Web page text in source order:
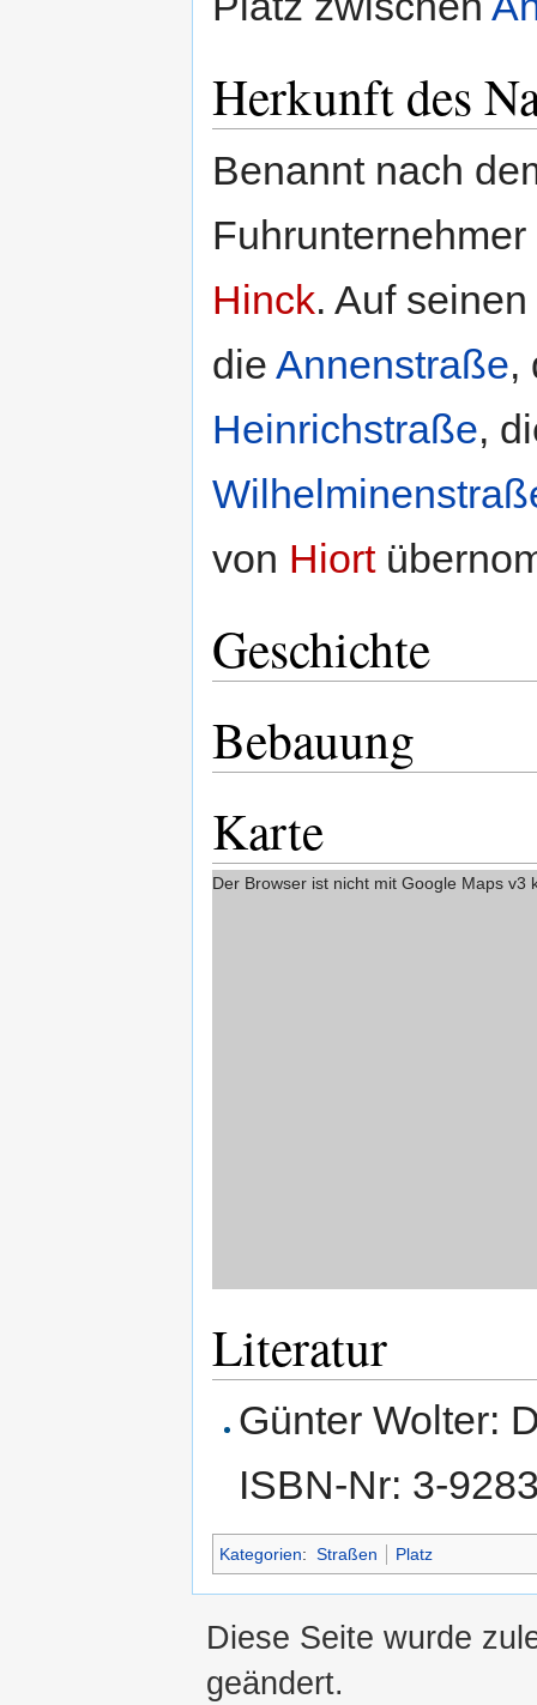
Herkunft des
Benannt nach
Hinck. Auf
die Annenstraße,
Heinrichstraße,
von Hiort
Geschichte
Bebauung
Karte
Der Browser ist nicht mit Google Maps v3
Literatur
Günter Wolter:
ISBN-Nr: 3-
Kategorien: Straßen Platz
Diese Seite wurde
geändert.